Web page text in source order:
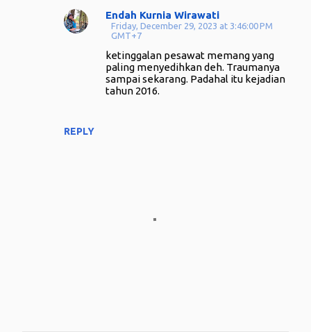
REPLY
Endah Kurnia Wirawati
Friday, December 29, 2023 at 3:46:00 PM
GMT+7
ketinggalan pesawat memang yang
paling menyedihkan deh. Traumanya
sampai sekarang. Padahal itu kejadian
tahun 2016.